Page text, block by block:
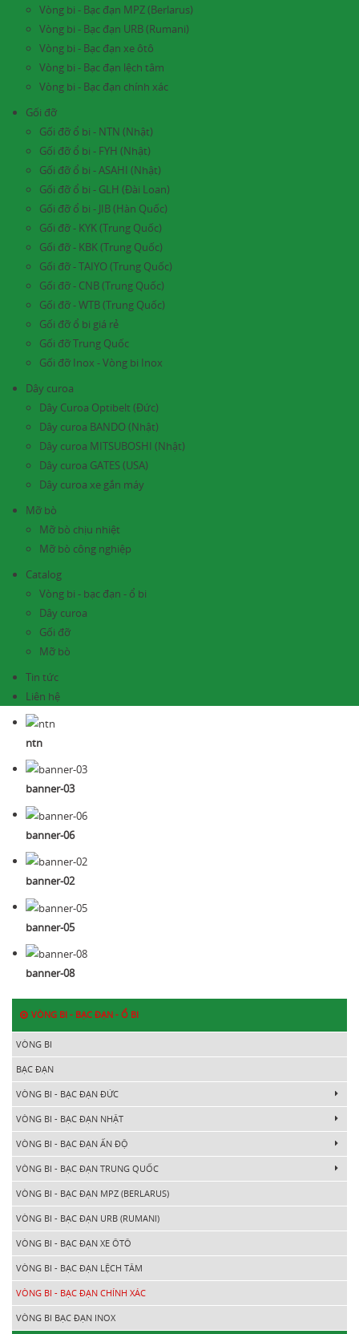
Vòng bi - Bạc đạn MPZ (Berlarus)
Vòng bi - Bạc đạn URB (Rumani)
Vòng bi - Bạc đạn xe ôtô
Vòng bi - Bạc đạn lệch tâm
Vòng bi - Bạc đạn chính xác
Gối đỡ
Gối đỡ ổ bi - NTN (Nhật)
Gối đỡ ổ bi - FYH (Nhật)
Gối đỡ ổ bi - ASAHI (Nhật)
Gối đỡ ổ bi - GLH (Đài Loan)
Gối đỡ ổ bi - JIB (Hàn Quốc)
Gối đỡ - KYK (Trung Quốc)
Gối đỡ - KBK (Trung Quốc)
Gối đỡ - TAIYO (Trung Quốc)
Gối đỡ - CNB (Trung Quốc)
Gối đỡ - WTB (Trung Quốc)
Gối đỡ ổ bi giá rẻ
Gối đỡ Trung Quốc
Gối đỡ Inox - Vòng bi Inox
Dây curoa
Dây Curoa Optibelt (Đức)
Dây curoa BANDO (Nhật)
Dây curoa MITSUBOSHI (Nhật)
Dây curoa GATES (USA)
Dây curoa xe gắn máy
Mỡ bò
Mỡ bò chịu nhiệt
Mỡ bò công nghiệp
Catalog
Vòng bi - bạc đạn - ổ bi
Dây curoa
Gối đỡ
Mỡ bò
Tin tức
Liên hệ
ntn
banner-03
banner-06
banner-02
banner-05
banner-08
VÒNG BI - BẠC ĐẠN - Ổ BI
VÒNG BI
BẠC ĐẠN
VÒNG BI - BẠC ĐẠN ĐỨC
VÒNG BI - BẠC ĐẠN NHẬT
VÒNG BI - BẠC ĐẠN ẤN ĐỘ
VÒNG BI - BẠC ĐẠN TRUNG QUỐC
VÒNG BI - BẠC ĐẠN MPZ (BERLARUS)
VÒNG BI - BẠC ĐẠN URB (RUMANI)
VÒNG BI - BẠC ĐẠN XE ÔTÔ
VÒNG BI - BẠC ĐẠN LỆCH TÂM
VÒNG BI - BẠC ĐẠN CHÍNH XÁC
VÒNG BI BẠC ĐẠN INOX